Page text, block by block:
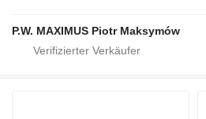
P.W. MAXIMUS Piotr Maksymów